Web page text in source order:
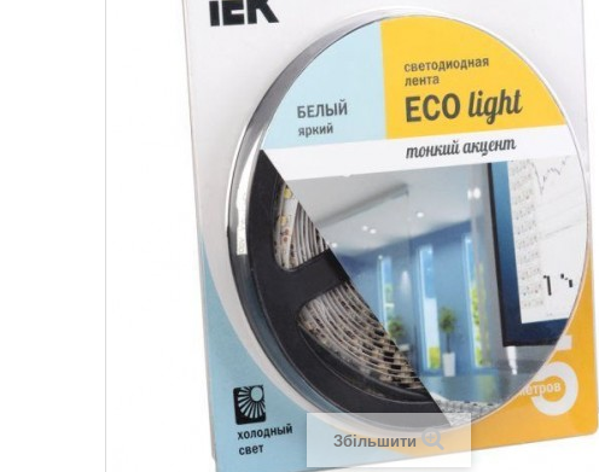
Legrand SUNO
Legrand Valena Allure
Legrand Valena Classic
Legrand Valena Life
Збільшити